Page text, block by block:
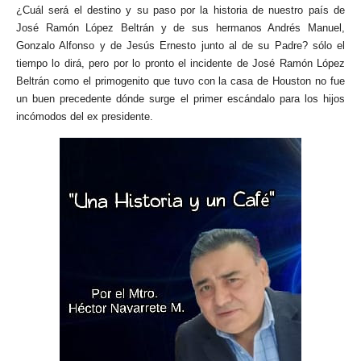
¿Cuál será el destino y su paso por la historia de nuestro país de
José Ramón López Beltrán y de sus hermanos Andrés Manuel,
Gonzalo Alfonso y de Jesús Ernesto junto al de su Padre? sólo el
tiempo lo dirá, pero por lo pronto el incidente de José Ramón López
Beltrán como el primogenito que tuvo con la casa de Houston no fue
un buen precedente dónde surge el primer escándalo para los hijos
incómodos del ex presidente.